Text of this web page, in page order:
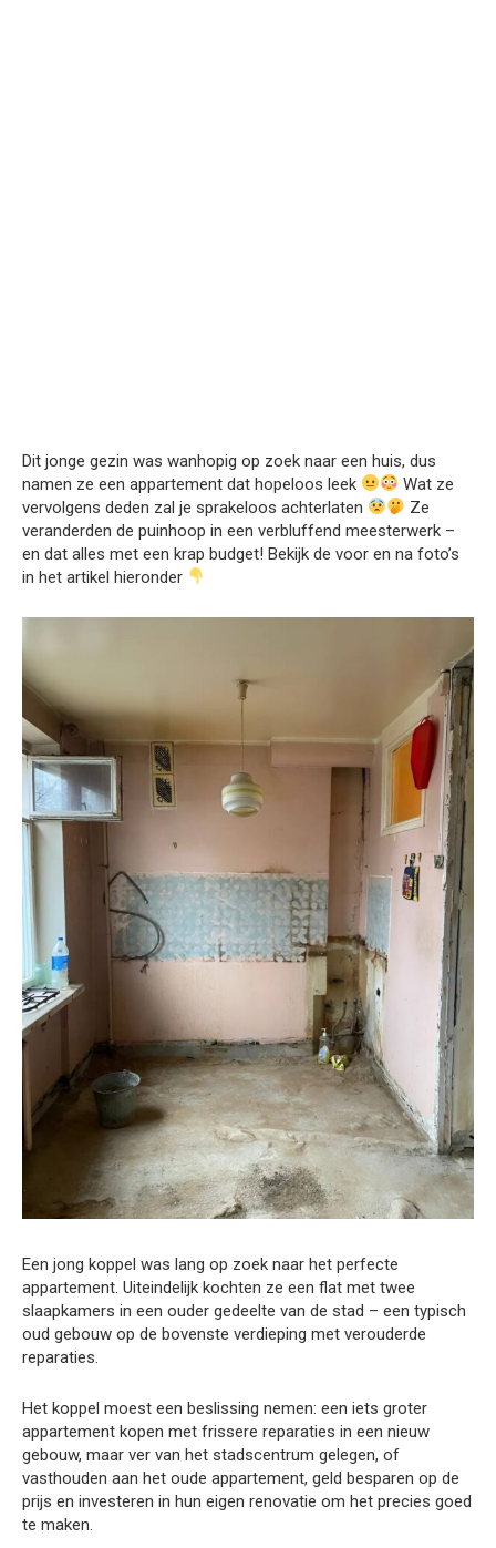
Dit jonge gezin was wanhopig op zoek naar een huis, dus
namen ze een appartement dat hopeloos leek
Wat ze
vervolgens deden zal je sprakeloos achterlaten
Ze
veranderden de puinhoop in een verbluffend meesterwerk –
en dat alles met een krap budget! Bekijk de voor en na foto’s
in het artikel hieronder
Een jong koppel was lang op zoek naar het perfecte
appartement. Uiteindelijk kochten ze een flat met twee
slaapkamers in een ouder gedeelte van de stad – een typisch
oud gebouw op de bovenste verdieping met verouderde
reparaties.
Het koppel moest een beslissing nemen: een iets groter
appartement kopen met frissere reparaties in een nieuw
gebouw, maar ver van het stadscentrum gelegen, of
vasthouden aan het oude appartement, geld besparen op de
prijs en investeren in hun eigen renovatie om het precies goed
te maken.